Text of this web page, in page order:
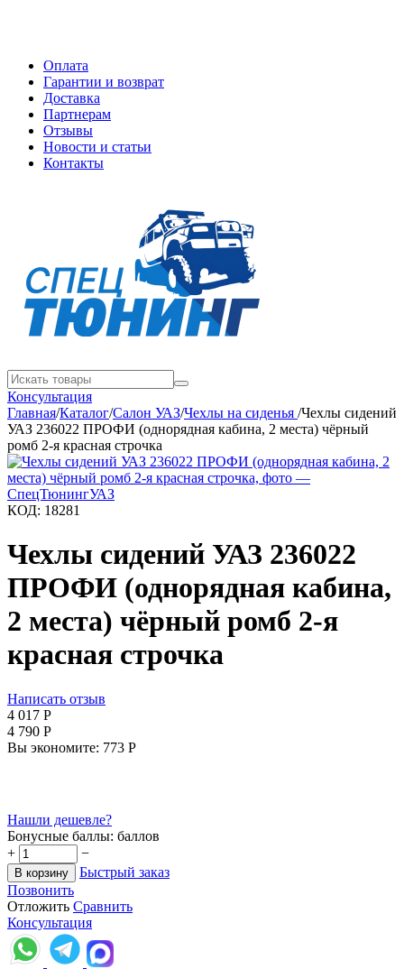
Оплата
Гарантии и возврат
Доставка
Партнерам
Отзывы
Новости и статьи
Контакты
Консультация
Главная/Каталог/Салон УАЗ/Чехлы на сиденья /Чехлы сидений
УАЗ 236022 ПРОФИ (однорядная кабина, 2 места) чёрный
ромб 2-я красная строчка
КОД: 18281
Чехлы сидений УАЗ 236022
ПРОФИ (однорядная кабина,
2 места) чёрный ромб 2-я
красная строчка
Написать отзыв
4 017 Р
4 790 Р
Вы экономите: 773 Р
Нашли дешевле?
Бонусные баллы: баллов
+
−
В корзину
Быстрый заказ
Позвонить
Отложить Сравнить
Консультация